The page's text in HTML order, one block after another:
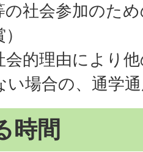
の社会参加のた
会的理由により
い場合の、通学
時間